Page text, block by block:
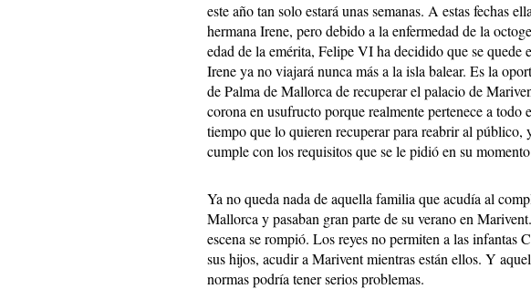
este año tan solo estará unas semanas. A estas fechas
hermana Irene, pero debido a la enfermedad de la
edad de la emérita, Felipe VI ha decidido que se quede
Irene ya no viajará nunca más a la isla balear. Es la
de Palma de Mallorca de recuperar el palacio de
corona en usufructo porque realmente pertenece a todo
tiempo que lo quieren recuperar para reabrir al público,
cumple con los requisitos que se le pidió en su
Ya no queda nada de aquella familia que acudía al
Mallorca y pasaban gran parte de su verano en
escena se rompió. Los reyes no permiten a las infantas
sus hijos, acudir a Marivent mientras están ellos. Y
normas podría tener serios problemas.